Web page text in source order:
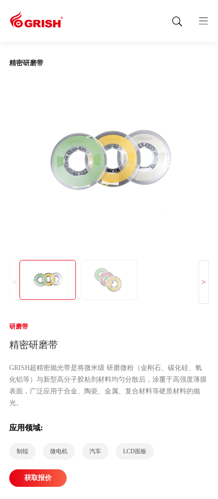
精密研磨带
< >
研磨带
精密研磨带
GRISH超精密抛光带是将微米级 研磨微粉（金刚石、碳化硅、氧
化铝等）与新型高分子胶粘剂材料均匀分散后，涂覆于高强度薄膜
表面，广泛应用于合金、陶瓷、金属、复合材料等硬质材料的抛
光。
应用领域:
制辊 微电机 汽车 LCD面板
获取报价